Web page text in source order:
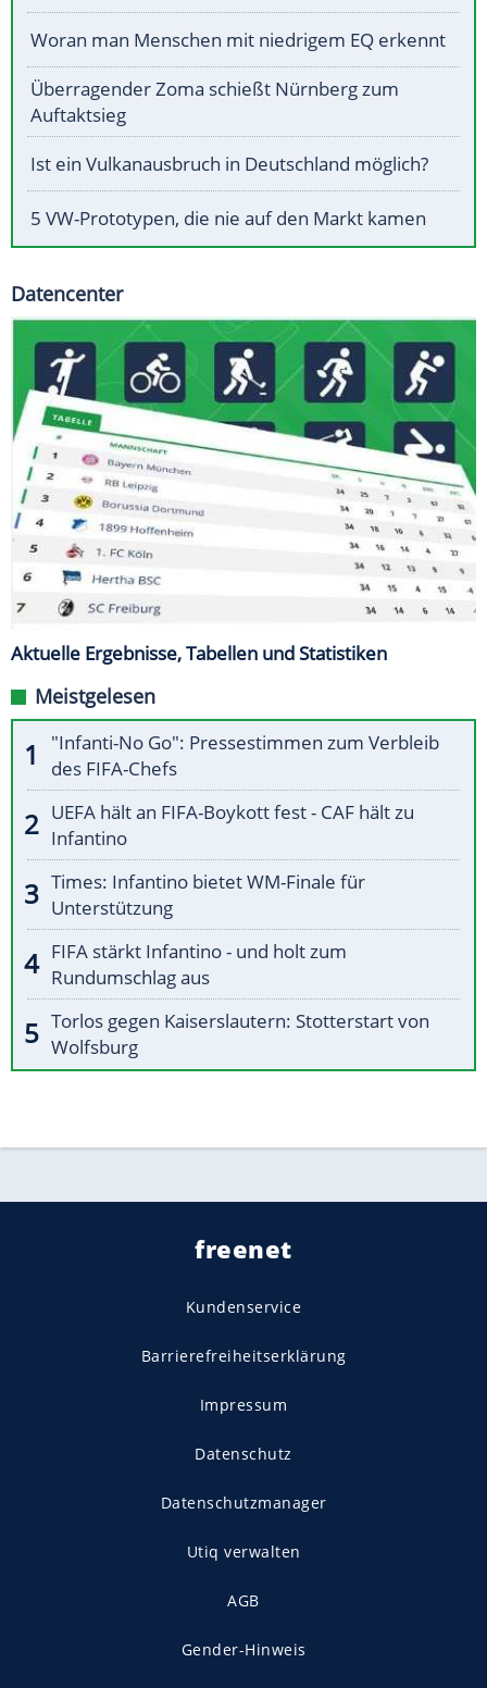
Woran man Menschen mit niedrigem EQ erkennt
Überragender Zoma schießt Nürnberg zum
Auftaktsieg
Ist ein Vulkanausbruch in Deutschland möglich?
5 VW-Prototypen, die nie auf den Markt kamen
Datencenter
Aktuelle Ergebnisse, Tabellen und Statistiken
Meistgelesen
"Infanti-No Go": Pressestimmen zum Verbleib
des FIFA-Chefs
UEFA hält an FIFA-Boykott fest - CAF hält zu
Infantino
Times: Infantino bietet WM-Finale für
Unterstützung
FIFA stärkt Infantino - und holt zum
Rundumschlag aus
Torlos gegen Kaiserslautern: Stotterstart von
Wolfsburg
freenet
Kundenservice
Barrierefreiheitserklärung
Impressum
Datenschutz
Datenschutzmanager
Utiq verwalten
AGB
Gender-Hinweis